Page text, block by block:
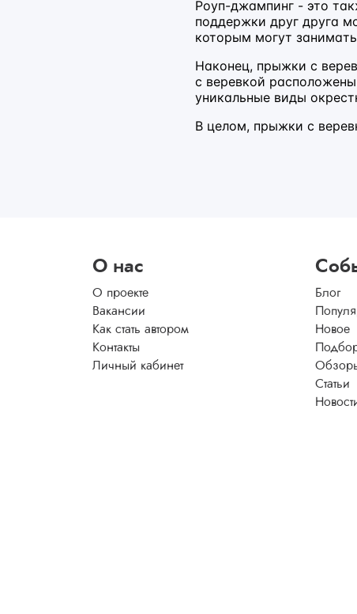
Роуп-джампинг - это
поддержки друг друга
которым могут
Наконец, прыжки с
с веревкой
уникальные виды
В целом, прыжки с
О нас
О проекте
Вакансии
Как стать автором
Контакты
Личный кабинет
Блог
Новое
Статьи